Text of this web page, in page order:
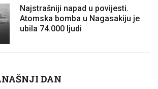
Najstrašniji napad u povijesti.
Atomska bomba u Nagasakiju je
ubila 74.000 ljudi
DAN